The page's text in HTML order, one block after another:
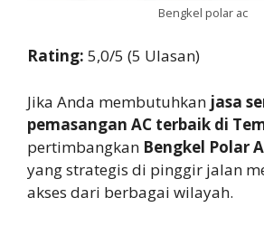
Bengkel polar ac
Rating: 5,0/5 (5 Ulasan)
Jika Anda membutuhkan jasa
pemasangan AC terbaik di
pertimbangkan Bengkel Polar
yang strategis di pinggir jalan
akses dari berbagai wilayah.